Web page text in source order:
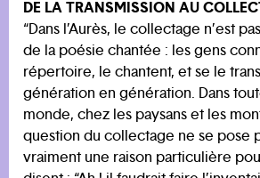
DE LA TRANSMISSION AU
“Dans l’Aurès, le collectage n’est
de la poésie chantée : les gens
répertoire, le chantent, et se le
génération en génération. Dans
monde, chez les paysans et les
question du collectage ne se pose
vraiment une raison particulière